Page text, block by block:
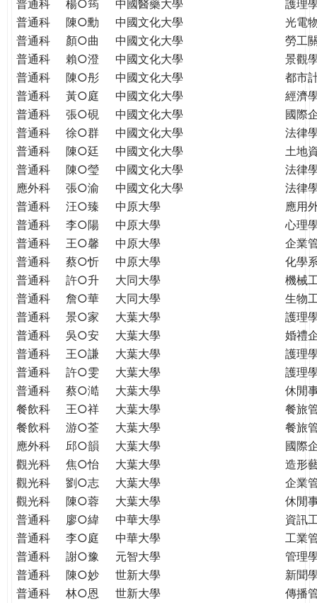
普通科
楊○筠 中國醫藥大學
護理
普通科
陳○勳 中國文化大學
光電
普通科
顏○曲 中國文化大學
勞工
普通科
賴○澄 中國文化大學
景觀
普通科
陳○彤 中國文化大學
都市
普通科
黃○庭 中國文化大學
經濟
普通科
張○硯 中國文化大學
國際
普通科
徐○群 中國文化大學
法律
普通科
陳○廷 中國文化大學
土地
普通科
陳○瑩 中國文化大學
法律
應外科
張○渝 中國文化大學
法律
普通科
汪○臻 中原大學
應用
普通科
李○陽 中原大學
心理
普通科
王○馨 中原大學
企業
普通科
蔡○忻 中原大學
化學
普通科
許○升 大同大學
機械
普通科
詹○華 大同大學
生物
普通科
景○家 大葉大學
護理
普通科
吳○安 大葉大學
婚禮
普通科
王○謙 大葉大學
護理
普通科
許○雯 大葉大學
護理
普通科
蔡○澔 大葉大學
休閒
餐飲科
王○祥 大葉大學
餐旅
餐飲科
游○荃 大葉大學
餐旅
應外科
邱○韻 大葉大學
國際
觀光科
焦○怡 大葉大學
造形
觀光科
劉○志 大葉大學
企業
觀光科
陳○蓉 大葉大學
休閒
普通科
廖○緯 中華大學
資訊
普通科
李○庭 中華大學
工業
普通科
謝○豫 元智大學
管理
普通科
陳○妙 世新大學
新聞
普通科
林○恩 世新大學
傳播